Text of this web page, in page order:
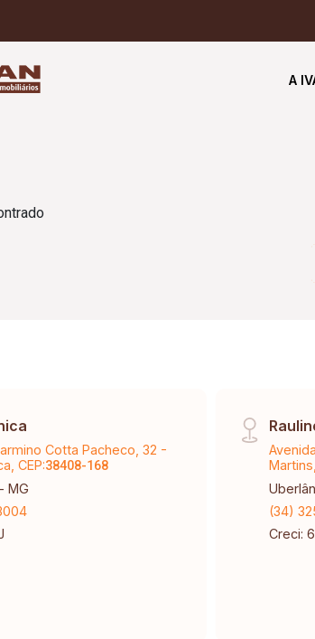
A
Cotta Pacheco, 32 -
CEP:38408-168
MG
(34)
Creci: